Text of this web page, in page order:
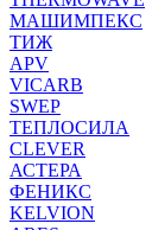
МАШИМПЕКС
ТИЖ
APV
VICARB
SWEP
ТЕПЛОСИЛА
CLEVER
АСТЕРА
ФЕНИКС
KELVION